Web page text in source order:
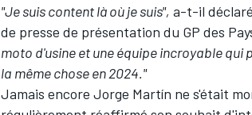
"Je suis content là où je suis", a-t-il
de presse de présentation du GP des
moto d'usine et une équipe incroyable qui
la même chose en 2024."
Jamais encore Jorge Martín ne s'était